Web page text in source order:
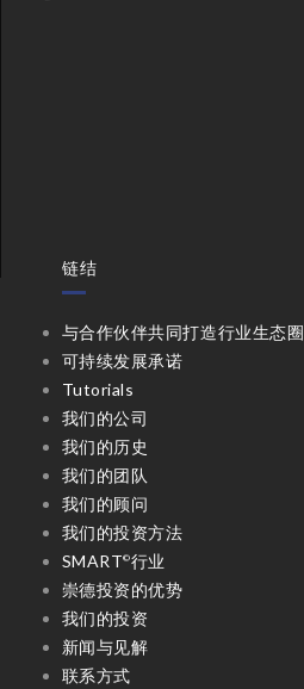
链结
与合作伙伴共同打造行业生态圈
可持续发展承诺
Tutorials
我们的公司
我们的历史
我们的团队
我们的顾问
我们的投资方法
SMART©行业
崇德投资的优势
我们的投资
新闻与见解
联系方式